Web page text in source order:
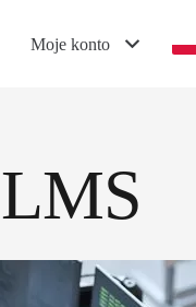
Moje konto